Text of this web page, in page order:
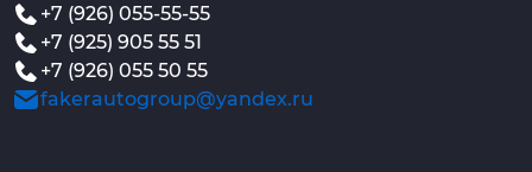
+7 (926) 055-55-55
+7 (925) 905 55 51
+7 (926) 055 50 55
fakerautogroup@yandex.ru